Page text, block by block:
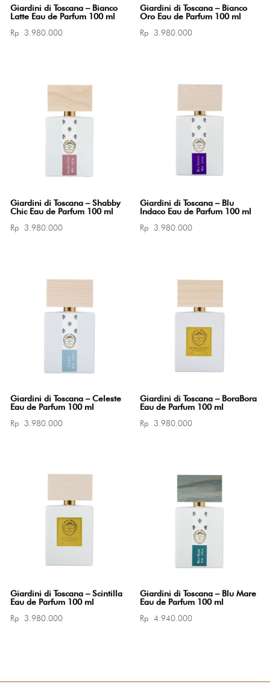
Giardini di Toscana – Bianco
Latte Eau de Parfum 100 ml
Rp 3.980.000
Giardini di Toscana – Bianco
Oro Eau de Parfum 100 ml
Rp 3.980.000
Giardini di Toscana – Shabby
Chic Eau de Parfum 100 ml
Rp 3.980.000
Giardini di Toscana – Blu
Indaco Eau de Parfum 100 ml
Rp 3.980.000
Giardini di Toscana – Celeste
Eau de Parfum 100 ml
Rp 3.980.000
Giardini di Toscana – BoraBora
Eau de Parfum 100 ml
Rp 3.980.000
Giardini di Toscana – Scintilla
Eau de Parfum 100 ml
Rp 3.980.000
Giardini di Toscana – Blu Mare
Eau de Parfum 100 ml
Rp 4.940.000